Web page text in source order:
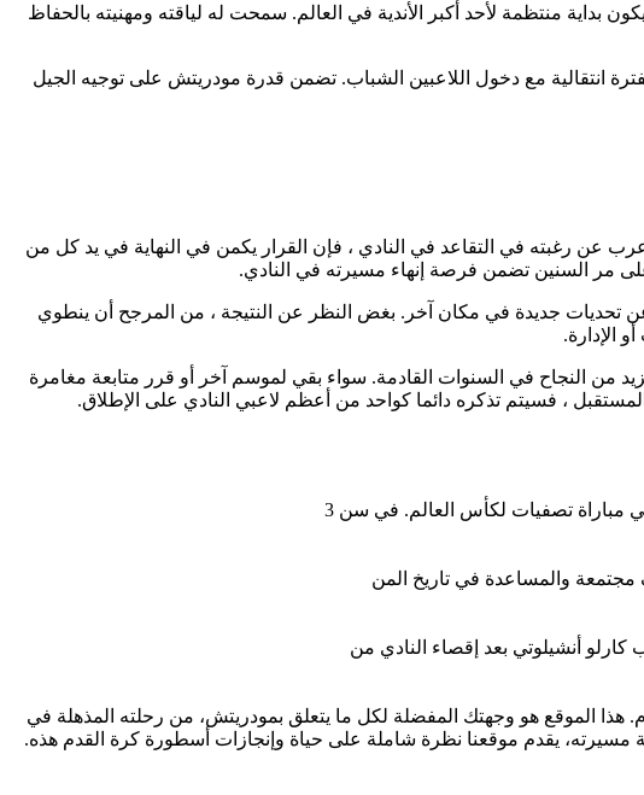
على مستوى النخبة, الاستمرار في أن يكون بداية منتظمة لأحد أكبر الأندية في العالم. سمحت له لياقته ومهنيته بالحفاظ
انتقالية مع دخول اللاعبين الشباب. تضمن قدرة مودريتش على توجيه الجيل
عن رغبته في التقاعد في النادي ، فإن القرار يكمن في النهاية في يد كل من
مر السنين تضمن فرصة إنهاء مسيرته في النادي.
عن تحديات جديدة في مكان آخر. بغض النظر عن النتيجة ، من المرجح أن ينطوي
الإدارة.
من النجاح في السنوات القادمة. سواء بقي لموسم آخر أو قرر متابعة مغامرة
، فسيتم تذكره دائما كواحد من أعظم لاعبي النادي على الإطلاق.
مباراة تصفيات لكأس العالم. في سن 3
مجتمعة والمساعدة في تاريخ المن
أنشيلوتي بعد إقصاء النادي من
الموقع هو وجهتك المفضلة لكل ما يتعلق بمودريتش، من رحلته المذهلة في
مسيرته، يقدم موقعنا نظرة شاملة على حياة وإنجازات أسطورة كرة القدم هذه.